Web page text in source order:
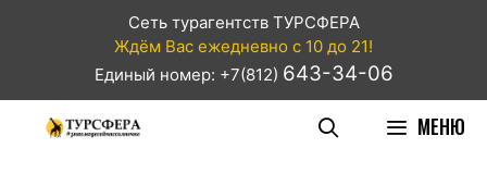
Сеть турагентств ТУРСФЕРА
Ждём Вас ежедневно с 10 до 21!
Единый номер: +7(812) 643-34-06
МЕНЮ